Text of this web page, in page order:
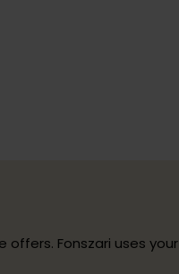
offers. Fonszari uses your